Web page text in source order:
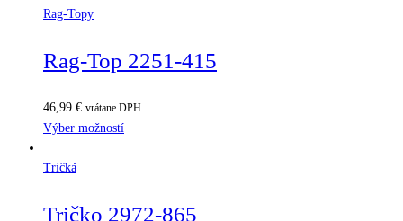
Rag-Topy
Rag-Top 2251-415
46,99 € vrátane DPH
Výber možností
Tričká
Tričko 2972-865